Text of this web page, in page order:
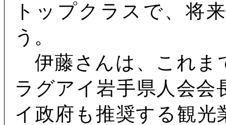
トップクラスで、将
う。
伊藤さんは、これま
ラグアイ岩手県人会
イ政府も推奨する観